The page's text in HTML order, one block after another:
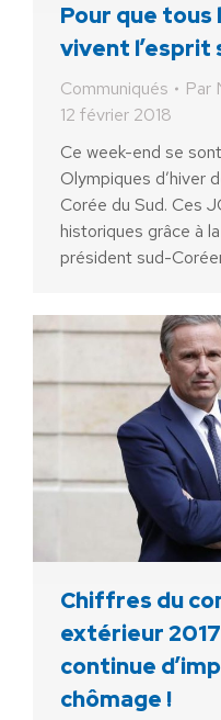
Pour que tous
vivent l’esprit
Communiqués Par
12 février 2018
Ce week-end se
Olympiques d’hiver
Corée du Sud. Ces
historiques grâce à
président sud-
Chiffres du
extérieur
continue
chômage !